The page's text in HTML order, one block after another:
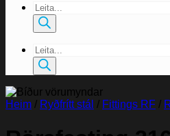
Products
search
Products
search
Heim / Ryðfrítt stál / Fittings RF /